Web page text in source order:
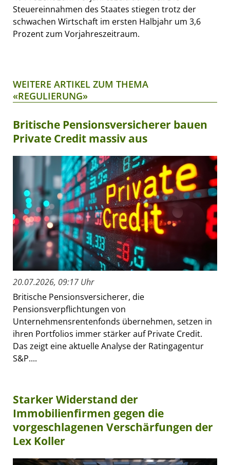
Steuereinnahmen des Staates stiegen trotz der
schwachen Wirtschaft im ersten Halbjahr um 3,6
Prozent zum Vorjahreszeitraum.
WEITERE ARTIKEL ZUM THEMA
«REGULIERUNG»
Britische Pensionsversicherer bauen
Private Credit massiv aus
20.07.2026, 09:17 Uhr
Britische Pensionsversicherer, die
Pensionsverpflichtungen von
Unternehmensrentenfonds übernehmen, setzen in
ihren Portfolios immer stärker auf Private Credit.
Das zeigt eine aktuelle Analyse der Ratingagentur
S&P....
Starker Widerstand der
Immobilienfirmen gegen die
vorgeschlagenen Verschärfungen der
Lex Koller